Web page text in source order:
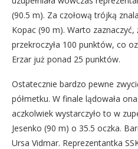
(90.5 m). Za czołową trójką
Kopac (90 m). Warto
przekroczyła 100 punktów, co
Erzar już ponad 25 punktów.
Ostatecznie bardzo pewne
półmetku. W finale lądowała
aczkolwiek wystarczyło to w
Jesenko (90 m) o 35.5 oczka.
Ursa Vidmar. Reprezentantka